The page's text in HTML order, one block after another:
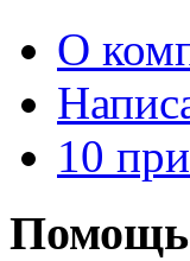
О
10
Помощь